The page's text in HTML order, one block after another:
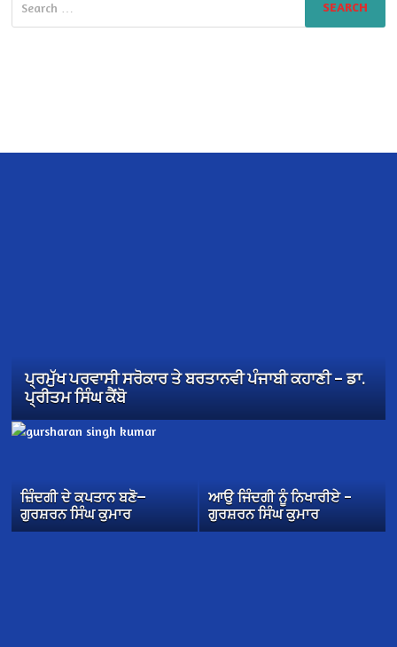
for:
ਪ੍ਰਮੁੱਖ ਪਰਵਾਸੀ ਸਰੋਕਾਰ ਤੇ ਬਰਤਾਨਵੀ ਪੰਜਾਬੀ ਕਹਾਣੀ – ਡਾ.
ਪ੍ਰੀਤਮ ਸਿੰਘ ਕੈਂਬੋ
ਜ਼ਿੰਦਗੀ ਦੇ ਕਪਤਾਨ ਬਣੋ—
ਗੁਰਸ਼ਰਨ ਸਿੰਘ ਕੁਮਾਰ
ਆਉ ਜਿੰਦਗੀ ਨੂੰ ਨਿਖਾਰੀਏ –
ਗੁਰਸ਼ਰਨ ਸਿੰਘ ਕੁਮਾਰ